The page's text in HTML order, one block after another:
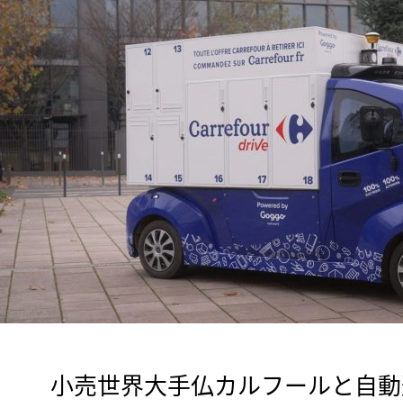
小売世界大手仏カルフールと自